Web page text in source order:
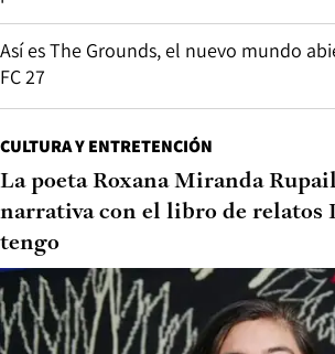
Así es The Grounds, el nuevo mundo
FC 27
CULTURA Y ENTRETENCIÓN
La poeta Roxana Miranda
narrativa con el libro de relatos
tengo